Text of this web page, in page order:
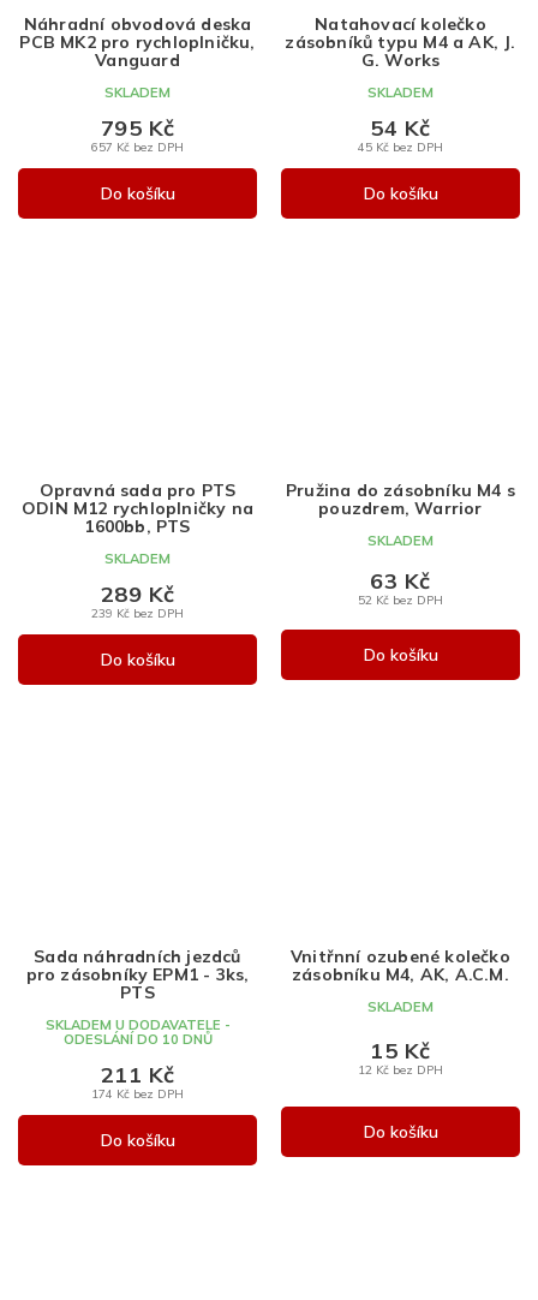
Náhradní obvodová deska
PCB MK2 pro rychloplničku,
Vanguard
SKLADEM
657 Kč bez DPH
795 Kč
Do košíku
Natahovací kolečko
zásobníků typu M4 a AK, J.
G. Works
SKLADEM
45 Kč bez DPH
54 Kč
Do košíku
Opravná sada pro PTS
ODIN M12 rychloplničky na
1600bb, PTS
SKLADEM
239 Kč bez DPH
289 Kč
Do košíku
Pružina do zásobníku M4 s
pouzdrem, Warrior
SKLADEM
52 Kč bez DPH
63 Kč
Do košíku
Sada náhradních jezdců
pro zásobníky EPM1 - 3ks,
PTS
SKLADEM U DODAVATELE -
ODESLÁNÍ DO 10 DNŮ
174 Kč bez DPH
211 Kč
Do košíku
Vnitřnní ozubené kolečko
zásobníku M4, AK, A.C.M.
SKLADEM
12 Kč bez DPH
15 Kč
Do košíku